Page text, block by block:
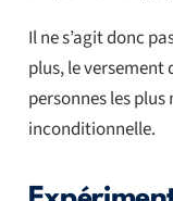
Il ne s’agit donc
plus, le versement
personnes les plus
inconditionnelle.